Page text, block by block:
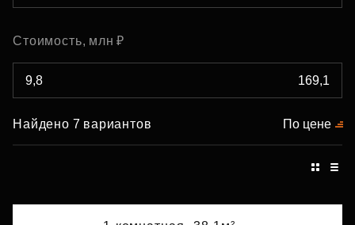
Стоимость, млн ₽
Найдено 7 вариантов По цене